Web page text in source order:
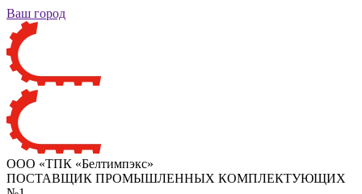
Ваш город
ООО «ТПК «Белтимпэкс»
ПОСТАВЩИК ПРОМЫШЛЕННЫХ КОМПЛЕКТУЮЩИХ